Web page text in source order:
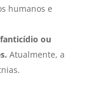
humanos e
ou
Atualmente, a